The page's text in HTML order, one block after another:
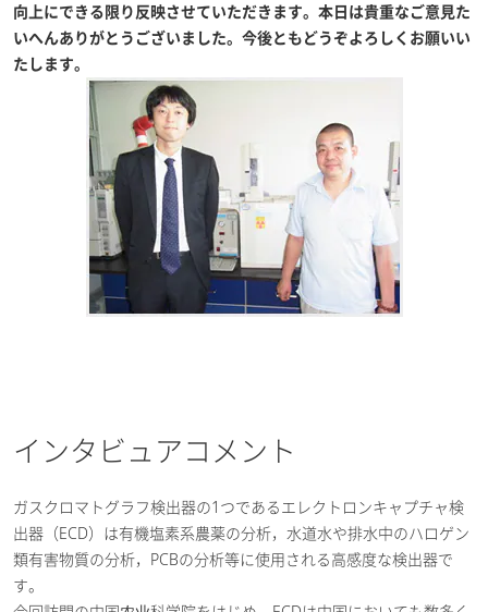
向上にできる限り反映させていただきます。本日は貴重なご意見た
いへんありがとうございました。今後ともどうぞよろしくお願いい
たします。
インタビュアコメント
ガスクロマトグラフ検出器の1つであるエレクトロンキャプチャ検
出器（ECD）は有機塩素系農薬の分析，水道水や排水中のハロゲン
類有害物質の分析，PCBの分析等に使用される高感度な検出器で
す。